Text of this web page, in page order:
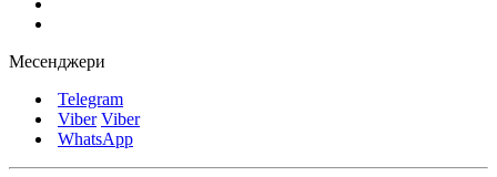
Месенджери
Telegram
Viber Viber
WhatsApp